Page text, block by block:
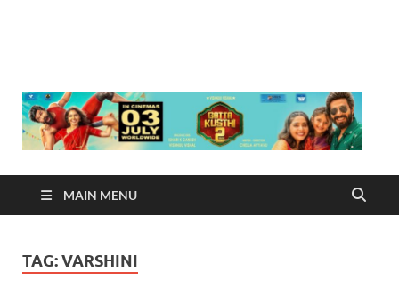
MAIN MENU
TAG:VARSHINI